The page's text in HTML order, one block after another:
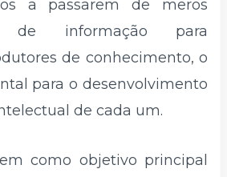
a passarem de meros
de informação para
de conhecimento, o
para o desenvolvimento
de cada um.
como objetivo principal